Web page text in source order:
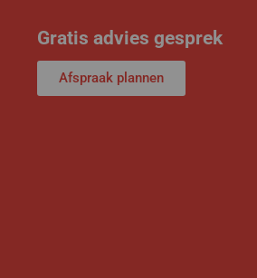
Gratis advies gesprek
Afspraak plannen